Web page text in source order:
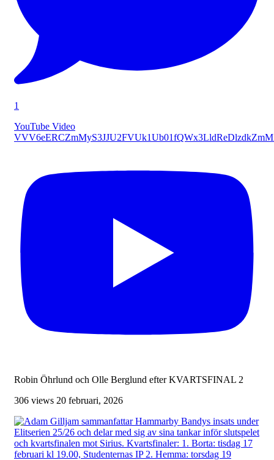
1
YouTube Video
Robin Öhrlund och Olle Berglund efter KVARTSFINAL 2
306 views 20 februari, 2026